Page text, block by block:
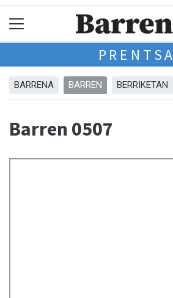
PRENTSA
BARRENA BARREN BERRIKETAN
Barren 0507